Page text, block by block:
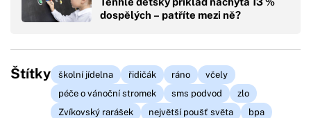
dospělých – patříte mezi ně?
Štítky školní jídelna řidičák ráno
včely
péče o vánoční stromek
sms podvod
zlo
Zvíkovský rarášek
největší poušť světa bpa